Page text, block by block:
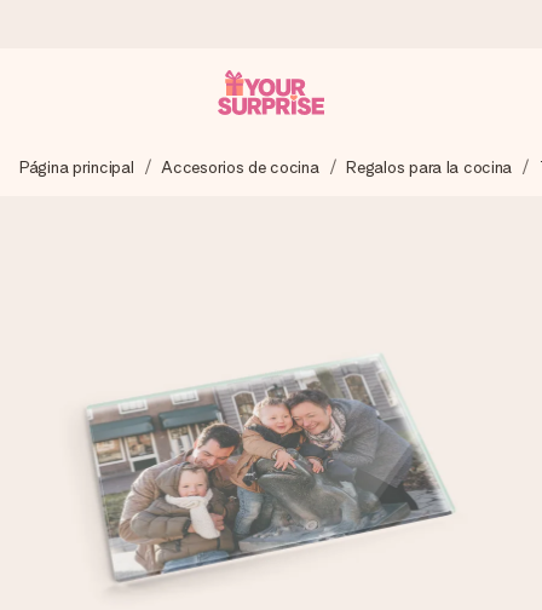
Preparamos tu regalo con cuidado y lo enviamos al vuelo,
Nuestros regalos inspiran. Los clientes nos dan un 4,5 en
Tarjeta de felicitación gratuita
Crea algo único en pocos pasos – con su nombre, tu foto o
un mensaje que llegue al corazón. Sin complicaciones, solo
todo el amor para el momento.
Página principal Accesorios de cocina Regalos para la cocina